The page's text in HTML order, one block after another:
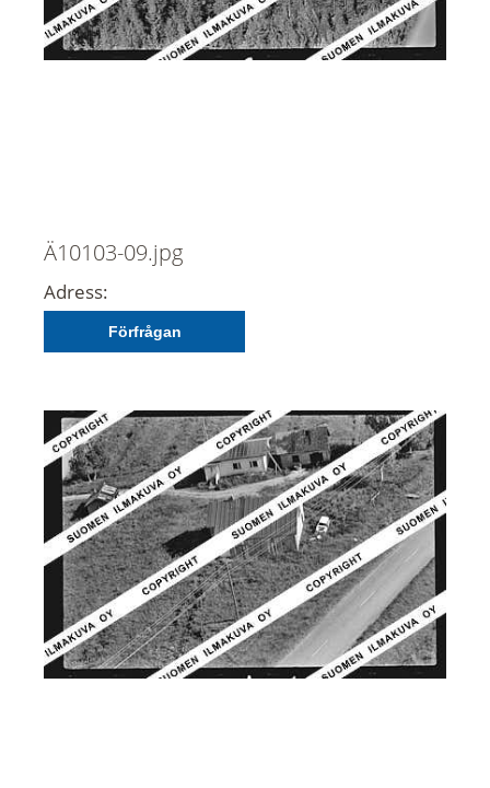
Ä10103-09.jpg
Adress:
Förfrågan